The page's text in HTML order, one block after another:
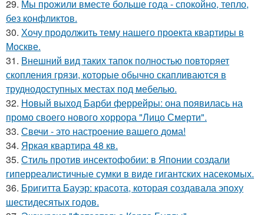
29. Мы прожили вместе больше года - спокойно, тепло,
без конфликтов.
30. Хочу продолжить тему нашего проекта квартиры в
Москве.
31. Внешний вид таких тапок полностью повторяет
скопления грязи, которые обычно скапливаются в
труднодоступных местах под мебелью.
32. Новый выход Барби феррейры: она появилась на
промо своего нового хоррора "Лицо Смерти".
33. Свечи - это настроение вашего дома!
34. Яркая квартира 48 кв.
35. Стиль против инсектофобии: в Японии создали
гиперреалистичные сумки в виде гигантских насекомых.
36. Бригитта Бауэр: красота, которая создавала эпоху
шестидесятых годов.